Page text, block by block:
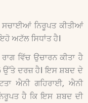
ਨਿਰੂਪਤ ਕੀਤੀਆਂ
ਅਟੱਲ ਸਿਧਾਂਤ ਹੈ।
ਵਿੱਚ ਉਚਾਰਨ ਕੀਤਾ ਹੈ
ਉੱਤੇ ਦਰਜ਼ ਹੈ। ਇਸ ਸ਼ਬਦ ਦੇ
ਐਨੀ ਗਹਿਰਾਈ, ਐਨੀ
ਹੈ ਕਿ ਇਸ ਸ਼ਬਦ ਦੀ